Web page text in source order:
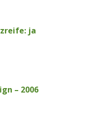
ja
– 2006